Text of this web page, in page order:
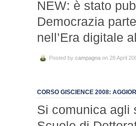
NEW: è stato
Democrazia
nell’Era digitale
Posted by campagna on 28 April
CORSO GISCIENCE 2008:
Si comunica agli